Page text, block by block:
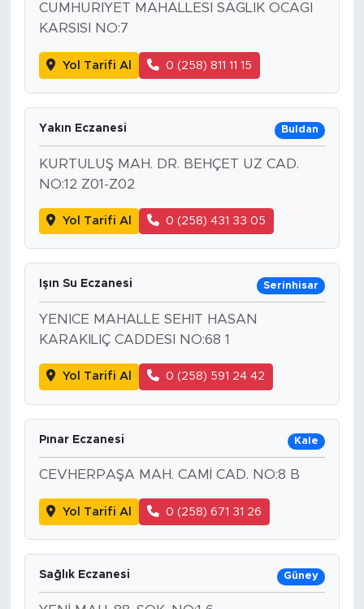
CUMHURIYET MAHALLESI SAGLIK OCAGI
KARSISI NO:7
Yol Tarifi Al 0 (258) 811 11 15
Yakın Eczanesi Buldan
KURTULUŞ MAH. DR. BEHÇET UZ CAD.
NO:12 Z01-Z02
Yol Tarifi Al 0 (258) 431 33 05
Işın Su Eczanesi Serinhisar
YENICE MAHALLE SEHIT HASAN
KARAKILIÇ CADDESI NO:68 1
Yol Tarifi Al 0 (258) 591 24 42
Pınar Eczanesi Kale
CEVHERPAŞA MAH. CAMİ CAD. NO:8 B
Yol Tarifi Al 0 (258) 671 31 26
Sağlık Eczanesi Güney